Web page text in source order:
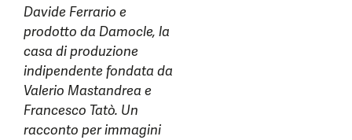
Davide Ferrario e
prodotto da Damocle, la
casa di produzione
indipendente fondata da
Valerio Mastandrea e
Francesco Tatò. Un
racconto per immagini